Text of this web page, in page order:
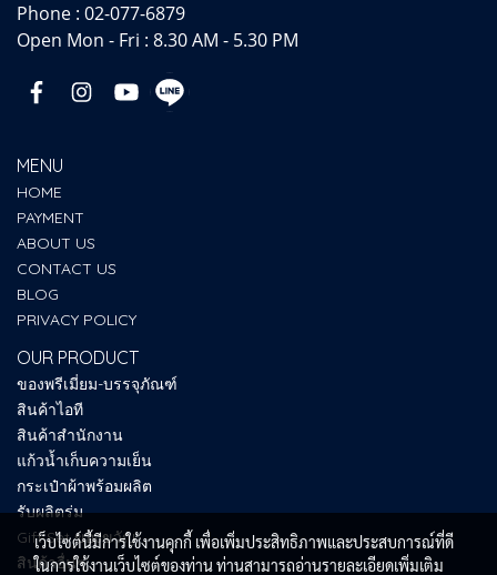
Phone : 02-077-6879
Open Mon - Fri : 8.30 AM - 5.30 PM
MENU
HOME
PAYMENT
ABOUT US
CONTACT US
BLOG
PRIVACY POLICY
OUR PRODUCT
ของพรีเมี่ยม-บรรจุภัณฑ์
สินค้าไอที
สินค้าสำนักงาน
แก้วน้ำเก็บความเย็น
กระเป๋าผ้าพร้อมผลิต
รับผลิตร่ม
Gift Set ของขวัญ
สินค้าอื่นๆ
เว็บไซต์นี้มีการใช้งานคุกกี้ เพื่อเพิ่มประสิทธิภาพและประสบการณ์ที่ดี
ในการใช้งานเว็บไซต์ของท่าน ท่านสามารถอ่านรายละเอียดเพิ่มเติม